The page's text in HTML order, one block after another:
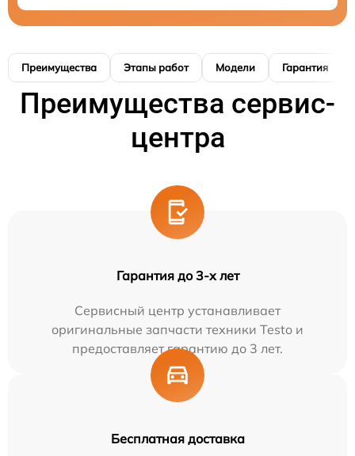
Преимущества Этапы работ Модели Гарантия
Преимущества сервис-
центра
Гарантия до 3-х лет
Сервисный центр устанавливает
оригинальные запчасти техники Testo и
предоставляет гарантию до 3 лет.
Бесплатная доставка